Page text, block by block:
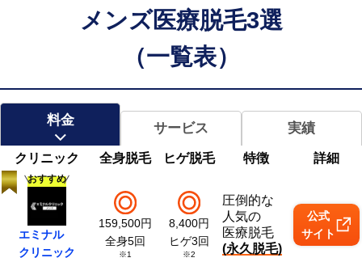
メンズ医療脱毛3選
（一覧表）
料金
サービス 実績
クリニック 全身脱毛 ヒゲ脱毛 特徴 詳細
おすすめ
エミナル
クリニック
159,500円
全身5回
※1
8,400円
ヒゲ3回
※2
圧倒的な
人気の
医療脱毛
(永久脱毛)
公式
サイト